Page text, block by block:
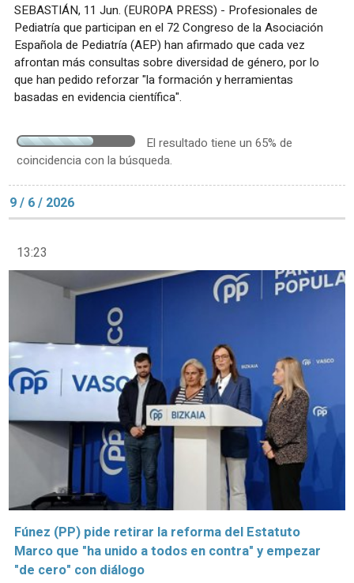
SEBASTIÁN, 11 Jun. (EUROPA PRESS) - Profesionales de
Pediatría que participan en el 72 Congreso de la Asociación
Española de Pediatría (AEP) han afirmado que cada vez
afrontan más consultas sobre diversidad de género, por lo
que han pedido reforzar "la formación y herramientas
basadas en evidencia científica".
El resultado tiene un 65% de
coincidencia con la búsqueda.
9 / 6 / 2026
13:23
Fúnez (PP) pide retirar la reforma del Estatuto
Marco que "ha unido a todos en contra" y empezar
"de cero" con diálogo